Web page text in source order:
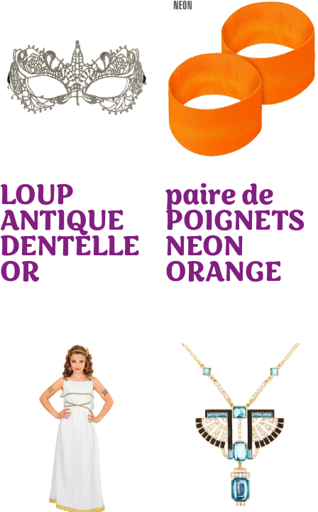
LOUP
ANTIQUE
DENTELLE
OR
paire de
POIGNETS
NEON
ORANGE